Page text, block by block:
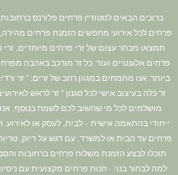
ברוכים הבאים לסטודיו פרחים פלורנס
פרחים לכל אירוע! מחפשים הזמנת פרחים מהירה,
תמצאו מבחר עצום של זרי פרחים מיוחדים, זרי
פרחים אלגנטיים ועוד. כל זר מורכב באהבה
ביותר. אנו מתמחים במגוון רחב של זרים: * זר
זר כלה בעיצוב אישי לכל סגנון * זר לראש
מושלמים לכל מי שחשוב לכם לשמח בנוסף,
ייחודי בהתאמה אישית – לבית, לעסק או לאירוע.
פרחים עד הבית או למשרד, עם דגש על דיוק,
תוכלו לבצע הזמנת משלוח פרחים ברחובות
למה לבחור בנו? - חנות פרחים מקצועית עם